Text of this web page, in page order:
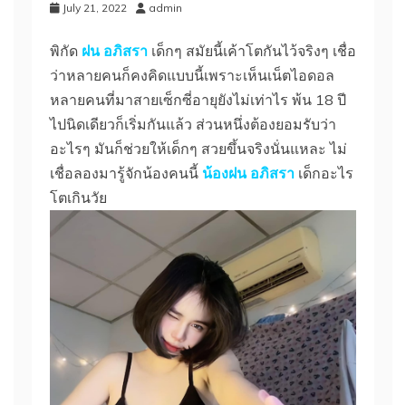
July 21, 2022 admin
พิกัด ฝน อภิสรา เด็กๆ สมัยนี้เค้าโตกันไว้จริงๆ เชื่อ
ว่าหลายคนก็คงคิดแบบนี้เพราะเห็นเน็ตไอดอล
หลายคนที่มาสายเซ็กซี่อายุยังไม่เท่าไร พ้น 18 ปี
ไปนิดเดียวก็เริ่มกันแล้ว ส่วนหนึ่งต้องยอมรับว่า
อะไรๆ มันก็ช่วยให้เด็กๆ สวยขึ้นจริงนั่นแหละ ไม่
เชื่อลองมารู้จักน้องคนนี้ น้องฝน อภิสรา เด็กอะไร
โตเกินวัย